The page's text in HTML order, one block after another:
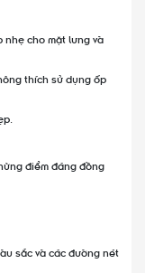
nhẹ cho mặt lưng và
thích sử dụng ốp
điểm đáng đồng
sắc và các đường nét